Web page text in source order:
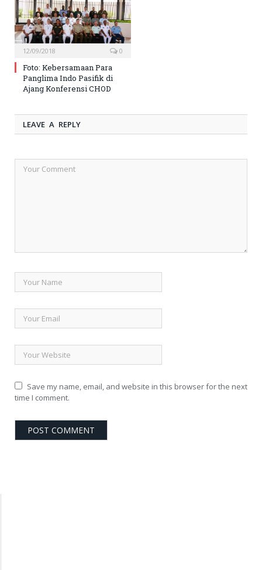
12/09/2018 0
Foto: Kebersamaan Para
Panglima Indo Pasifik di
Ajang Konferensi CHOD
LEAVE A REPLY
Save my name, email, and website in this browser for the next
time I comment.